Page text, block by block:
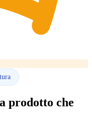
prodotto che